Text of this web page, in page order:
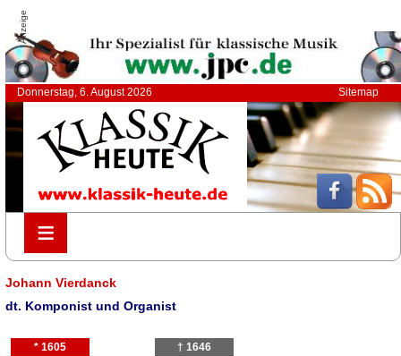
Anzeige
Donnerstag, 6. August 2026 Sitemap
≡
≡
Johann Vierdanck
dt. Komponist und Organist
* 1605 † 1646